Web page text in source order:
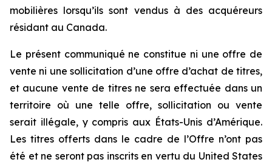
mobilières lorsqu’ils sont vendus à des acquéreurs
résidant au Canada.
Le présent communiqué ne constitue ni une offre de
vente ni une sollicitation d’une offre d’achat de titres,
et aucune vente de titres ne sera effectuée dans un
territoire où une telle offre, sollicitation ou vente
serait illégale, y compris aux États-Unis d’Amérique.
Les titres offerts dans le cadre de l’Offre n’ont pas
été et ne seront pas inscrits en vertu du United States